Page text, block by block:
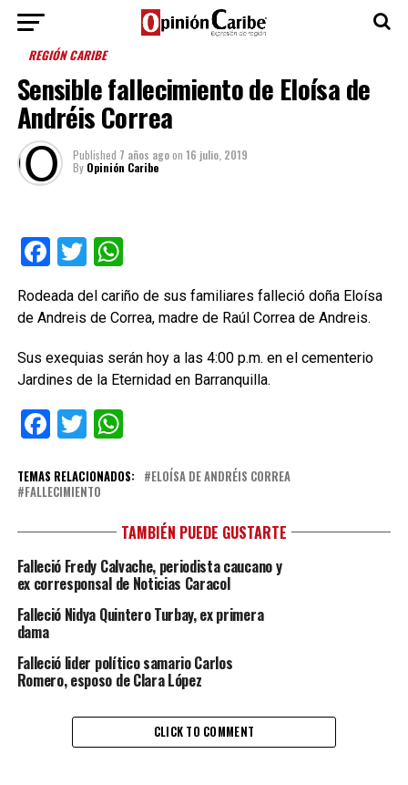
REGIÓN CARIBE
Sensible fallecimiento de Eloísa de
Andréis Correa
Published 7 años agoon 16 julio, 2019
By Opinión Caribe
Facebook
TwitterWhatsApp
Rodeada del cariño de sus familiares falleció doña Eloísa
de Andreis de Correa, madre de Raúl Correa de Andreis.
Sus exequias serán hoy a las 4:00 p.m. en el cementerio
Jardines de la Eternidad en Barranquilla.
Facebook
TwitterWhatsApp
TEMAS RELACIONADOS:
ELOÍSA DE ANDRÉIS CORREA
FALLECIMIENTO
TAMBIÉN PUEDE GUSTARTE
Falleció Fredy Calvache, periodista caucano y
ex corresponsal de Noticias Caracol
Falleció Nidya Quintero Turbay, ex primera
dama
Falleció lider político samario Carlos
Romero, esposo de Clara López
CLICK TO COMMENT